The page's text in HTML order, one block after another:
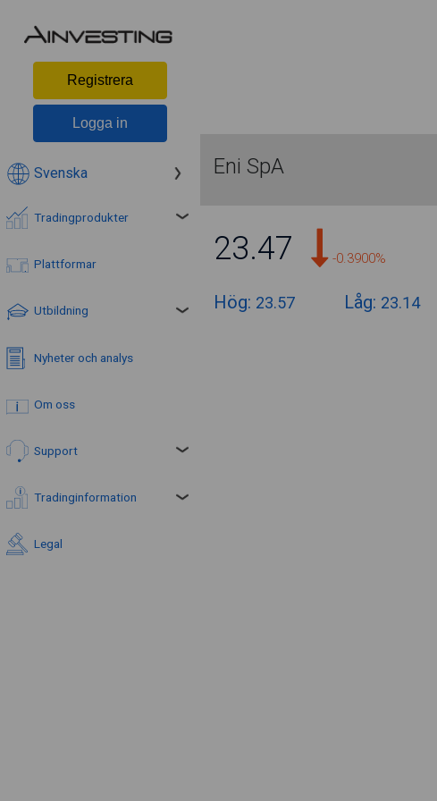
Registrera
Logga in
Svenska
Tradingprodukter
Plattformar
Utbildning
Nyheter och analys
Om oss
Support
Tradinginformation
Legal
Eni SpA
23.47 -0.3900%
Hög: 23.57 Låg: 23.14